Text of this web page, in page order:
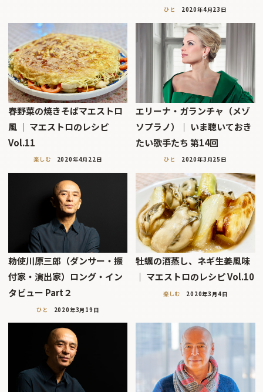
ひと 2020年4月23日
春野菜の焼きそばマエストロ
風 ｜ マエストロのレシピ
Vol.11
楽しむ 2020年4月22日
エリーナ・ガランチャ（メゾ
ソプラノ）｜ いま聴いておき
たい歌手たち 第14回
ひと 2020年3月25日
勅使川原三郎（ダンサー・振
付家・演出家）ロング・イン
タビュー Part２
ひと 2020年3月19日
牡蠣の酒蒸し、ネギ生姜風味
｜ マエストロのレシピ Vol.10
楽しむ 2020年3月4日